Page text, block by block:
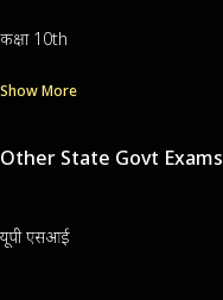
कक्षा 10th
Show More
Other State Govt Exams
यूपी एसआई